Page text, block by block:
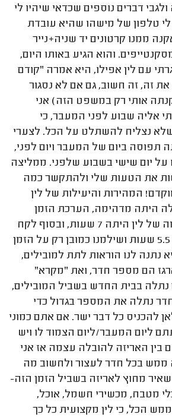
דברים נוספים שכדאי שיהיו לי
טלפון של מישהו שהיא עובדת
ממנו קרטונים יד שניה+נייר
והוא הגיע באותו היום,
עם לין אפילו, היא אמרה "קודם
את זה, זה חשוב, גם אם לא נסגור
אותי רק במשפט הזה) אני
אליה שבוע לפני המעבר, כי
נצליח להשתלט על הכל. לצערי
תפוסה ביום של המעבר ויום לפני,
על יום שישי בשבוע שלפני. ממליצה
את הטעות שלי ולהתקשר כמה
המהירות והיעילות של לין
היתה מדהימה, הערכת הזמן
המקדימה של לין היתה 7 שעות, ובסוף לקח
להם רק 5.5 שעות ושילמנו כמובן רק על הזמן
נתנה לנו הוראות לתת למובילים,
הם מספר חדר, ואת "מקרא"
נתלה בבית החדש בשביל המובילים,
נתלה את המספר בגדול כדי
להכניס כל דבר ישר. אם אתם כמוני
ליום המעבר/ליום הצמוד לו ויש
בין האריזה להובלה עצמה אז אני
ממש בכל חדר לעצור ולחשוב מה
מחוץ לאריזה בשביל הזמן הזה-
מטבח, מכשירי חשמל, אוכל,
ממש הכל, כי לין מקצועית כל כך